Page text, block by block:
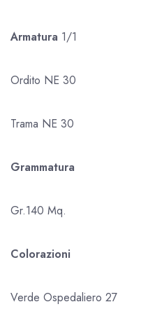
Armatura 1/1
Ordito NE 30
Trama NE 30
Grammatura
Gr.140 Mq.
Colorazioni
Verde Ospedaliero 27